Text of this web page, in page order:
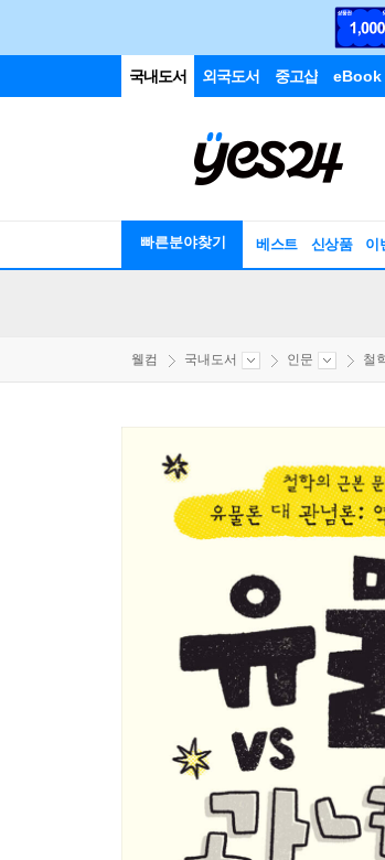
국내도서 외국도서 중고샵 eBook
빠른분야찾기 베스트 신상품 이
웰컴 국내도서 인문 철